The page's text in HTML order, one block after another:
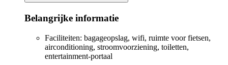
Belangrijke informatie
Faciliteiten: bagageopslag, wifi, ruimte voor fietsen,
airconditioning, stroomvoorziening, toiletten,
entertainment-portaal